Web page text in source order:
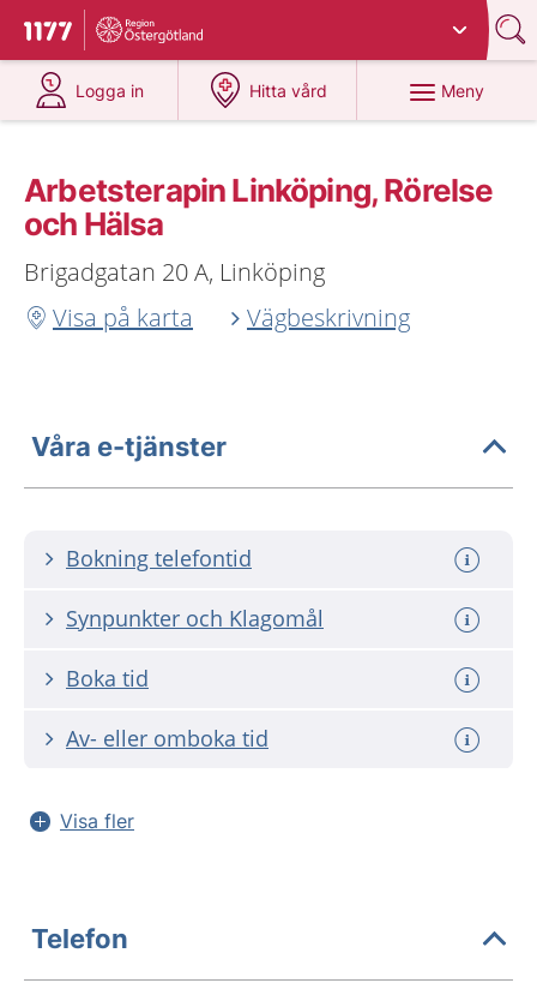
Till startsidan för 1177
Du har valt region
Logga in
på 1177.se
Hitta vård
på 1177.se
Meny
Arbetsterapin Linköping, Rörelse
och Hälsa
Brigadgatan 20 A, Linköping
Visa på karta
Vägbeskrivning
Våra e-tjänster
Bokning telefontid
Synpunkter och Klagomål
Boka tid
Av- eller omboka tid
Visa fler
Telefon